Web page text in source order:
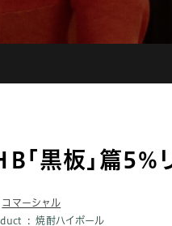
｢黒板｣篇5%
コマーシャル
焼酎ハイボール